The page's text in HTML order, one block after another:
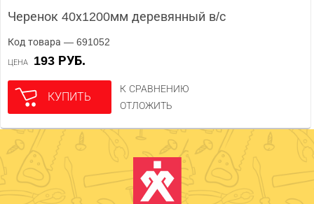
Черенок 40х1200мм деревянный в/с
Код товара — 691052
ЦЕНА 193 РУБ.
КУПИТЬ
К СРАВНЕНИЮ
ОТЛОЖИТЬ